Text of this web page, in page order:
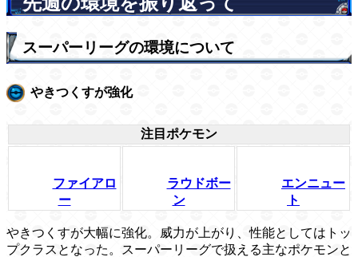
スーパーリーグの環境について
やきつくすが強化
注目ポケモン
ファイアロ
ー
ラウドボー
ン
エンニュー
ト
やきつくすが大幅に強化。威力が上がり、性能としてはトッ
プクラスとなった。スーパーリーグで扱える主なポケモンと